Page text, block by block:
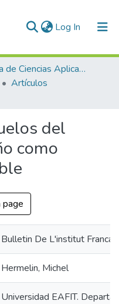
Log In (current)
Escuela de Ciencias Aplicadas e Ingeniería
Artículos
del
como
Bulletin De L'institut
Hermelin, Michel
Universidad EAFIT.